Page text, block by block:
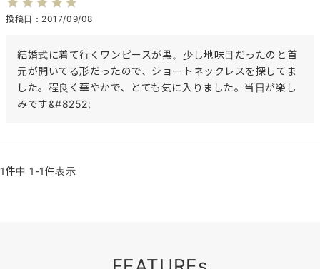
投稿日 2017/09/08
結婚式に着て行くワンピースが黒。少し地味目だったのと首
元が開いてる形だったので、ショートネックレスを探してま
した。程良く華やかで、とても気に入りました。当日が楽し
みです&#8252;
1件中 1 -1件表示